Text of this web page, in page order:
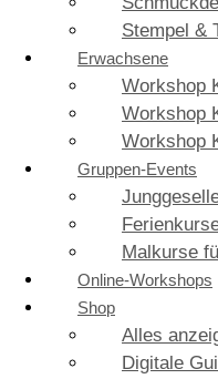
Stempel &
Erwachsene
Workshop
Workshop
Workshop
Gruppen-Events
Malkurse
Online-Workshops
Shop
Alles
Digitale